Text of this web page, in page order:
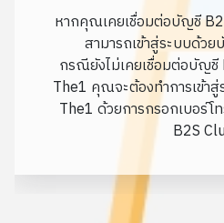
หากคุณเคยเชื่อมต่อบัญชี
สามารถเข้าสู่ระบบด้ว
กรณียังไม่เคยเชื่อมต่อบัญ
The1 คุณจะต้องทำการเข้า
The1 ด้วยการกรอกเบอร์โ
B2S